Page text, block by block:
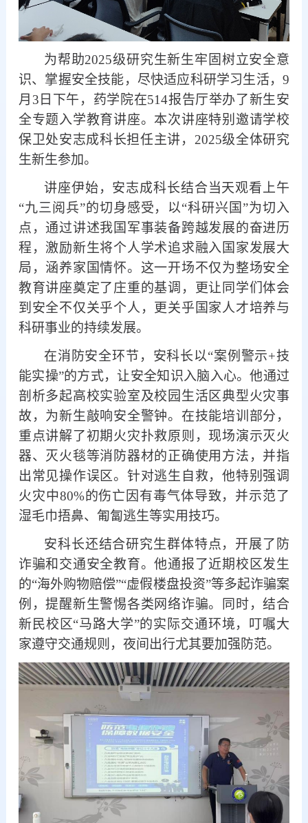
为帮助2025级研究生新生牢固树立安全意
识、掌握安全技能，尽快适应科研学习生活，9
月3日下午，药学院在514报告厅举办了新生安
全专题入学教育讲座。本次讲座特别邀请学校
保卫处安志成科长担任主讲，2025级全体研究
生新生参加。
讲座伊始，安志成科长结合当天观看上午
“九三阅兵”的切身感受，以“科研兴国”为切入
点，通过讲述我国军事装备跨越发展的奋进历
程，激励新生将个人学术追求融入国家发展大
局，涵养家国情怀。这一开场不仅为整场安全
教育讲座奠定了庄重的基调，更让同学们体会
到安全不仅关乎个人，更关乎国家人才培养与
科研事业的持续发展。
在消防安全环节，安科长以“案例警示+技
能实操”的方式，让安全知识入脑入心。他通过
剖析多起高校实验室及校园生活区典型火灾事
故，为新生敲响安全警钟。在技能培训部分，
重点讲解了初期火灾扑救原则，现场演示灭火
器、灭火毯等消防器材的正确使用方法，并指
出常见操作误区。针对逃生自救，他特别强调
火灾中80%的伤亡因有毒气体导致，并示范了
湿毛巾捂鼻、匍匐逃生等实用技巧。
安科长还结合研究生群体特点，开展了防
诈骗和交通安全教育。他通报了近期校区发生
的“海外购物赔偿”“虚假楼盘投资”等多起诈骗案
例，提醒新生警惕各类网络诈骗。同时，结合
新民校区“马路大学”的实际交通环境，叮嘱大
家遵守交通规则，夜间出行尤其要加强防范。